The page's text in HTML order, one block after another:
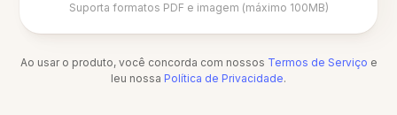
Suporta formatos PDF e imagem (máximo 100MB)
Ao usar o produto, você concorda com nossos Termos de Serviço e
leu nossa Política de Privacidade.